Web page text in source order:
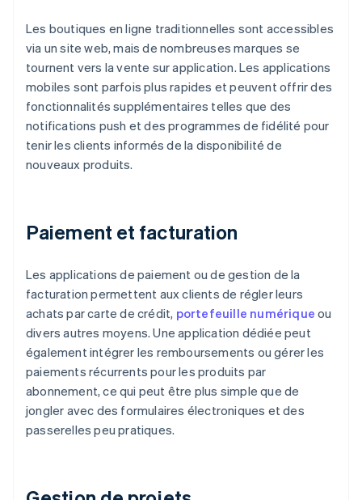
Les boutiques en ligne traditionnelles sont accessibles
via un site web, mais de nombreuses marques se
tournent vers la vente sur application. Les applications
mobiles sont parfois plus rapides et peuvent offrir des
fonctionnalités supplémentaires telles que des
notifications push et des programmes de fidélité pour
tenir les clients informés de la disponibilité de
nouveaux produits.
Paiement et facturation
Les applications de paiement ou de gestion de la
facturation permettent aux clients de régler leurs
achats par carte de crédit, portefeuille numérique ou
divers autres moyens. Une application dédiée peut
également intégrer les remboursements ou gérer les
paiements récurrents pour les produits par
abonnement, ce qui peut être plus simple que de
jongler avec des formulaires électroniques et des
passerelles peu pratiques.